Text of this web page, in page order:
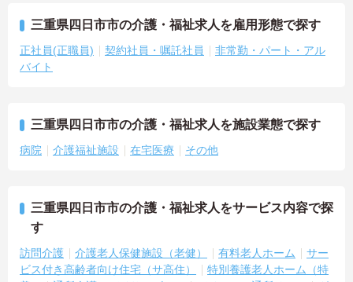
三重県四日市市の介護・福祉求人を雇用形態で探す
正社員(正職員) 契約社員・嘱託社員
非常勤・パート・アル
バイト
三重県四日市市の介護・福祉求人を施設業態で探す
病院 介護福祉施設 在宅医療 その他
三重県四日市市の介護・福祉求人をサービス内容で探
す
訪問介護 介護老人保健施設（老健） 有料老人ホーム
サー
ビス付き高齢者向け住宅（サ高住）
特別養護老人ホーム（特